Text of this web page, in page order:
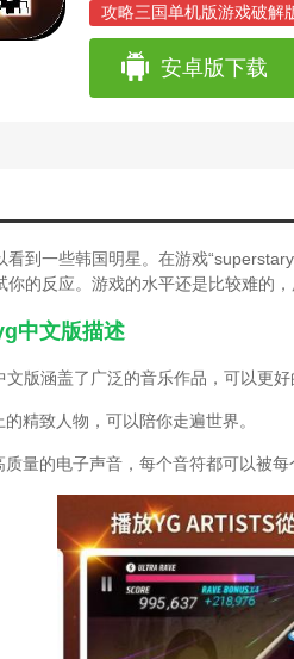
攻略三国单机版游戏破解
侠盗飞车罪恶都市手游版
游戏开发物语最新中文
lp仿热血传奇单机版攻略
荒岛求生3d版游戏攻略(
恐怖游戏模拟器攻略(恐
模拟校园游戏中文版攻略
乙女攻略游戏手机(乙女中
单机金庸无双繁体中文版
无双大蛇2秘技卡有什么
重装机兵5花火中文版(重
鬼修女游戏中文攻略(鬼
恐怖游戏攻略起点(恐怖
模拟人生3罪恶都市(模拟
手机游戏德尔塔岛攻略(德
仙曲游戏攻略(仙乐传说
寻秦记中文版单机游戏
安卓版下载
看到一些韩国明星。在游戏
你的反应。游戏的水平还是比较难的
中文版描述
版涵盖了广泛的音乐作品，可以更好
精致人物，可以陪你走遍世界。
量的电子声音，每个音符都可以被每